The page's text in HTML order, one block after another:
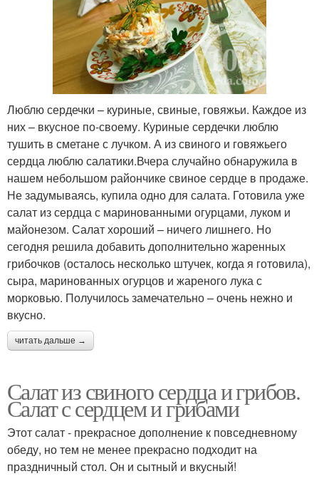
Болгарский перец
Перец в собственном
соку
Перец с помидорами Перец с огурцами
Икра из болгарского
перца
Перец в томатном соке
Лечо из болгарского
перца
Заготовка из
болгарского перца
Заправка из
Салаты с болгарским
перцем
Салат с болгарским
перцем
Люблю сердечки – куриные, свиные, говяжьи. Каждое из
них – вкусное по-своему. Куриные сердечки люблю
тушить в сметане с лучком. А из свиного и говяжьего
сердца люблю салатики.Вчера случайно обнаружила в
нашем небольшом райончике свиное сердце в продаже.
Не задумываясь, купила одно для салата. Готовила уже
салат из сердца с маринованными огурцами, луком и
майонезом. Салат хороший – ничего лишнего. Но
сегодня решила добавить дополнительно жаренных
грибочков (осталось несколько штучек, когда я готовила),
сыра, маринованных огурцов и жареного лука с
морковью. Получилось замечательно – очень нежно и
вкусно.
читать дальше →
Салат из свиного сердца и грибов.
Салат с сердцем и грибами
Этот салат - прекрасное дополнение к повседневному
обеду, но тем не менее прекрасно подходит на
праздничный стол. Он и сытный и вкусный!